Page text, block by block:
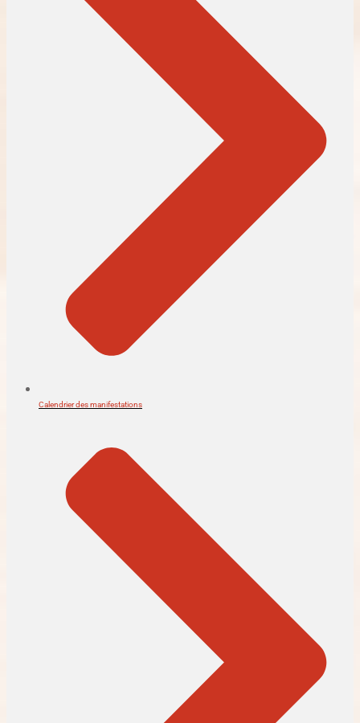
Calendrier des manifestations